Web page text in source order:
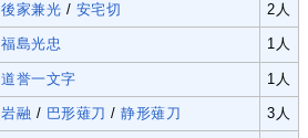
後家兼光 / 安宅切 2人
福島光忠 1人
道誉一文字 1人
岩融 / 巴形薙刀 /静形薙刀 3人